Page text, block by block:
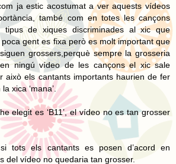
ja estic acostumat a ver aquests vídeos
també com en totes les cançons
tipus de xiques discriminades al xic que
gent es fixa però es molt important que
grossers,perquè sempre la grosseria
ningú vídeo de les cançons el xic sale
això els cantants importants haurien de fer
xica ‘mana’.
elegit es ‘B11’, el vídeo no es tan grosser
tots els cantants es posen d’acord en
del vídeo no quedaria tan grosser.